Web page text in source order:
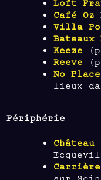
Café Oz
Villa
Keeze
Reeve
No
lieux
Périphérie
sur-